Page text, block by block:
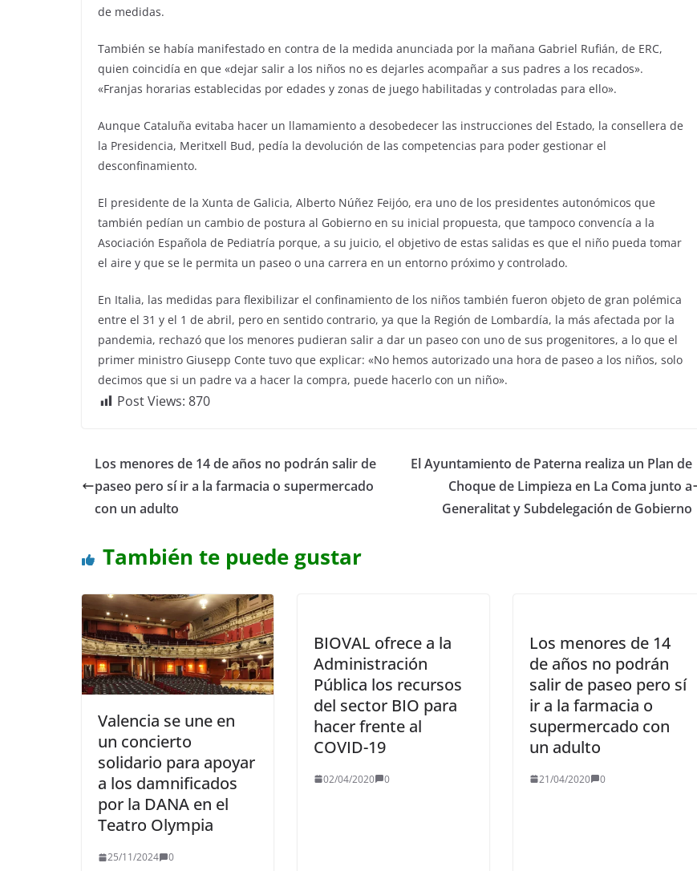
de medidas.
También se había manifestado en contra de la medida anunciada por la mañana Gabriel Rufián, de ERC,
quien coincidía en que «dejar salir a los niños no es dejarles acompañar a sus padres a los recados».
«Franjas horarias establecidas por edades y zonas de juego habilitadas y controladas para ello».
Aunque Cataluña evitaba hacer un llamamiento a desobedecer las instrucciones del Estado, la consellera de
la Presidencia, Meritxell Bud, pedía la devolución de las competencias para poder gestionar el
desconfinamiento.
El presidente de la Xunta de Galicia, Alberto Núñez Feijóo, era uno de los presidentes autonómicos que
también pedían un cambio de postura al Gobierno en su inicial propuesta, que tampoco convencía a la
Asociación Española de Pediatría porque, a su juicio, el objetivo de estas salidas es que el niño pueda tomar
el aire y que se le permita un paseo o una carrera en un entorno próximo y controlado.
En Italia, las medidas para flexibilizar el confinamiento de los niños también fueron objeto de gran polémica
entre el 31 y el 1 de abril, pero en sentido contrario, ya que la Región de Lombardía, la más afectada por la
pandemia, rechazó que los menores pudieran salir a dar un paseo con uno de sus progenitores, a lo que el
primer ministro Giusepp Conte tuvo que explicar: «No hemos autorizado una hora de paseo a los niños, solo
decimos que si un padre va a hacer la compra, puede hacerlo con un niño».
Post Views: 870
Los menores de 14 de años no podrán salir de
paseo pero sí ir a la farmacia o supermercado
con un adulto
El Ayuntamiento de Paterna realiza un Plan de
Choque de Limpieza en La Coma junto a
Generalitat y Subdelegación de Gobierno
También te puede gustar
Valencia se une en
un concierto
solidario para apoyar
a los damnificados
por la DANA en el
Teatro Olympia
25/11/2024 0
BIOVAL ofrece a la
Administración
Pública los recursos
del sector BIO para
hacer frente al
COVID-19
02/04/2020 0
Los menores de 14
de años no podrán
salir de paseo pero sí
ir a la farmacia o
supermercado con
un adulto
21/04/2020 0